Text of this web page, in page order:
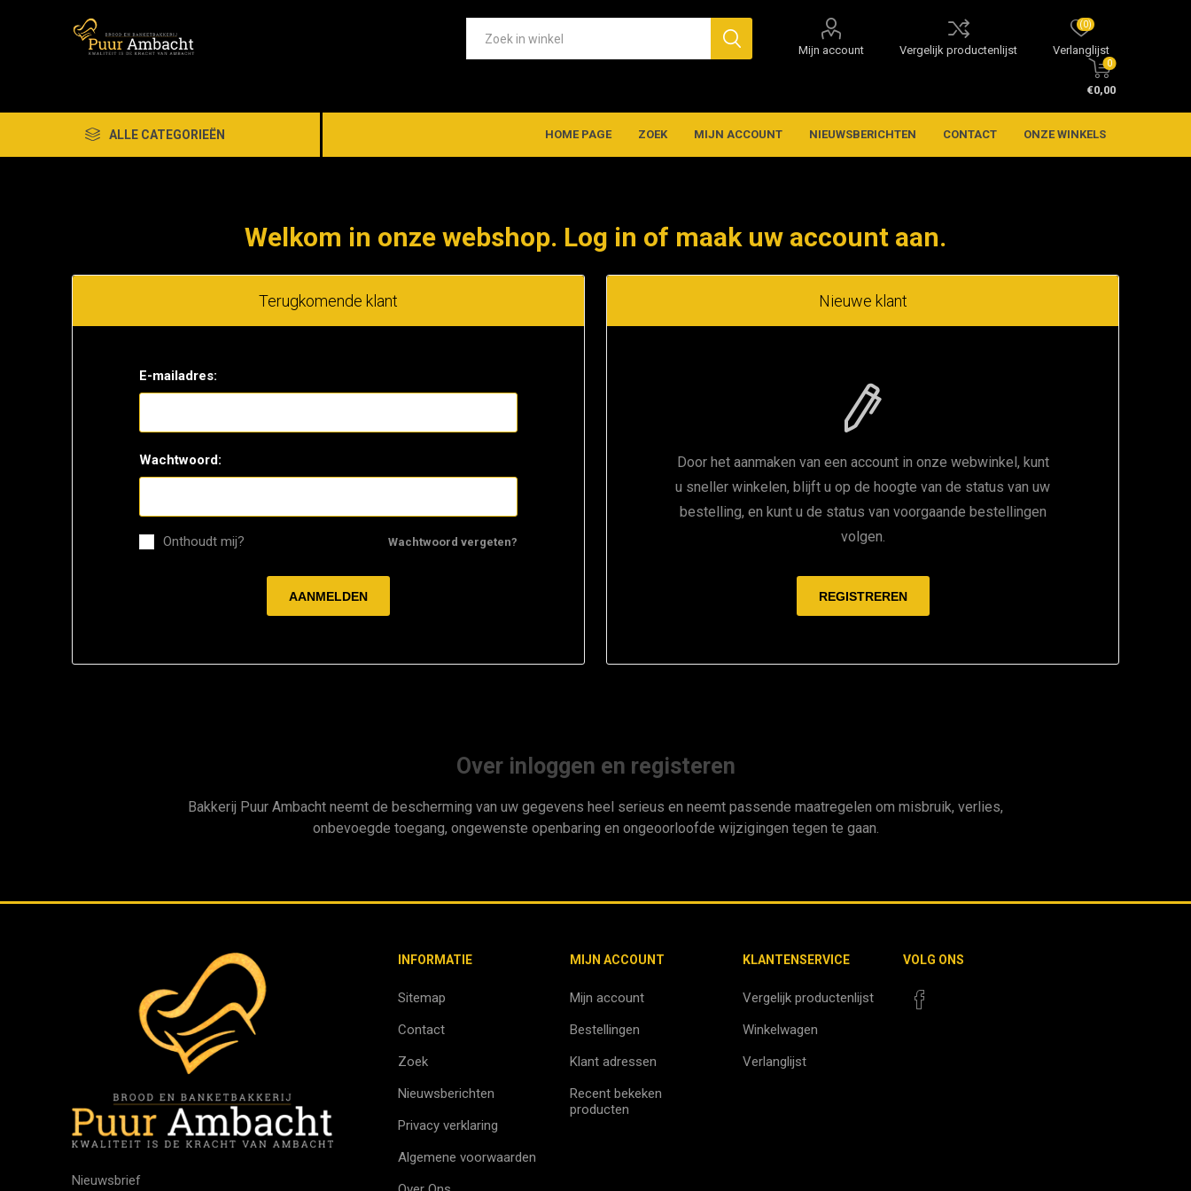
Mijn account Vergelijk productenlijst Verlanglijst
(0)
0
€0,00
ALLE CATEGORIEËN HOME PAGE ZOEK MIJN ACCOUNT NIEUWSBERICHTEN CONTACT ONZE WINKELS
Welkom in onze webshop. Log in of maak uw account aan.
Nieuwe klant
Door het aanmaken van een account in onze webwinkel, kunt
u sneller winkelen, blijft u op de hoogte van de status van uw
bestelling, en kunt u de status van voorgaande bestellingen
volgen.
Terugkomende klant
E-mailadres:
Wachtwoord:
Wachtwoord vergeten?
Onthoudt mij?
Over inloggen en registeren
Bakkerij Puur Ambacht neemt de bescherming van uw gegevens heel serieus en neemt passende maatregelen om misbruik, verlies,
onbevoegde toegang, ongewenste openbaring en ongeoorloofde wijzigingen tegen te gaan.
Nieuwsbrief
INFORMATIE
Sitemap
Contact
Zoek
Nieuwsberichten
Privacy verklaring
Algemene voorwaarden
MIJN ACCOUNT
Mijn account
Bestellingen
Klant adressen
Recent bekeken
producten
KLANTENSERVICE
Vergelijk productenlijst
Winkelwagen
Verlanglijst
VOLG ONS